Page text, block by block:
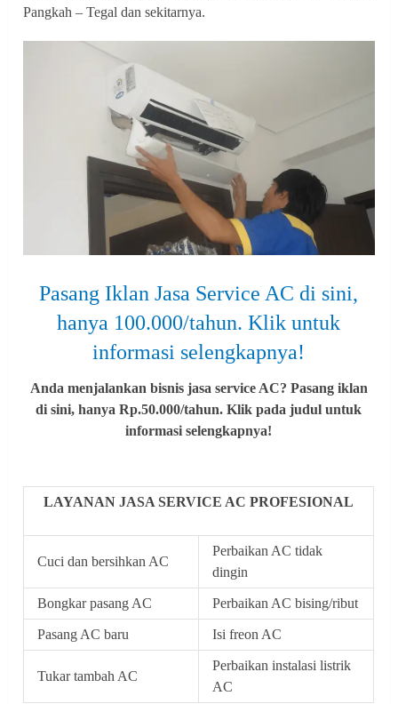
Pangkah – Tegal dan sekitarnya.
Pasang Iklan Jasa Service AC di sini,
hanya 100.000/tahun. Klik untuk
informasi selengkapnya!
Anda menjalankan bisnis jasa service AC? Pasang iklan
di sini, hanya Rp.50.000/tahun. Klik pada judul untuk
informasi selengkapnya!
LAYANAN JASA SERVICE AC PROFESIONAL
Cuci dan bersihkan AC
Perbaikan AC tidak
dingin
Bongkar pasang AC Perbaikan AC bising/ribut
Pasang AC baru Isi freon AC
Tukar tambah AC
Perbaikan instalasi listrik
AC